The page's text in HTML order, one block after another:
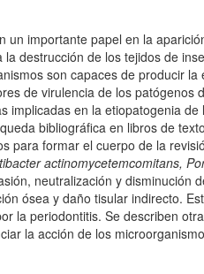
un importante papel en la
destrucción de los tejidos de
son capaces de producir
de virulencia de los
implicadas en la etiopatogenia
bibliográfica en libros de
para formar el cuerpo de la
actinomycetemcomitans,
neutralización y disminución
ósea y daño tisular indirecto.
la periodontitis. Se describen
la acción de los